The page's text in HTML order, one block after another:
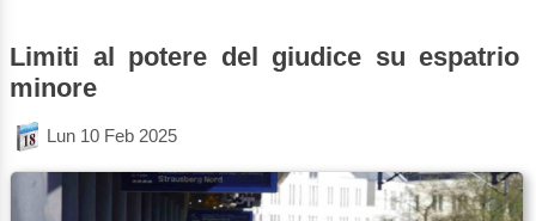
Limiti al potere del giudice su espatrio
minore
Lun 10 Feb 2025